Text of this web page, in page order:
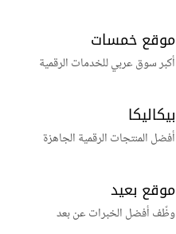
موقع خمسات
أكبر سوق عربي للخدمات الرقمية
بيكاليكا
أفضل المنتجات الرقمية الجاهزة
موقع بعيد
وظّف أفضل الخبرات عن بعد